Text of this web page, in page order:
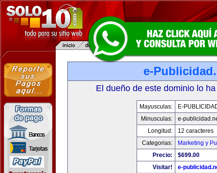
e-
El dueño de este dominio lo
Mayusculas:
E-
Minusculas:
e-
Longitud:
12 caracteres
Categorias:
Marketing y
Precio:
$699.00
Visitar!
e-